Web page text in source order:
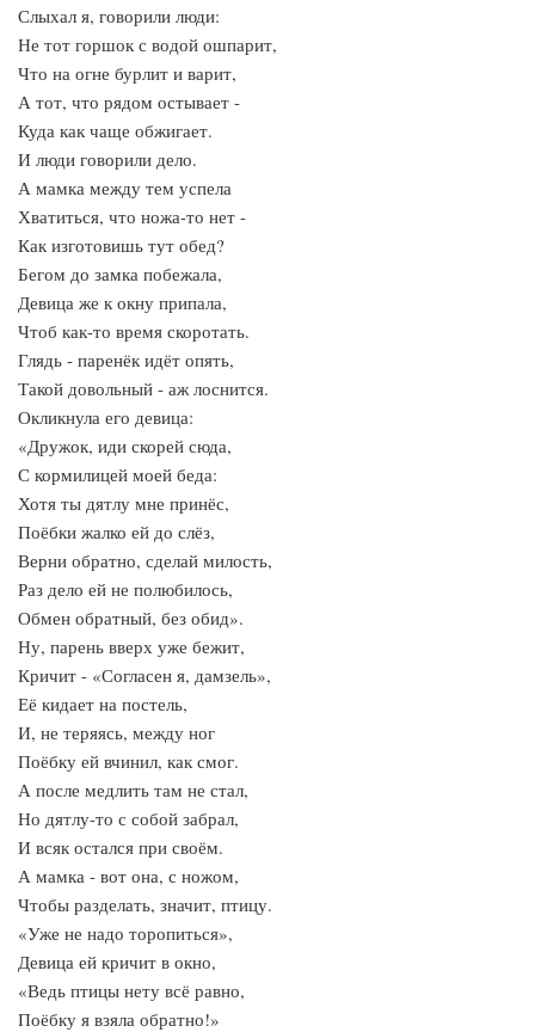
Слыхал я, говорили люди:
Не тот горшок с водой ошпарит,
Что на огне бурлит и варит,
А тот, что рядом остывает -
Куда как чаще обжигает.
И люди говорили дело.
А мамка между тем успела
Хватиться, что ножа-то нет -
Как изготовишь тут обед?
Бегом до замка побежала,
Девица же к окну припала,
Чтоб как-то время скоротать.
Глядь - паренёк идёт опять,
Такой довольный - аж лоснится.
Окликнула его девица:
«Дружок, иди скорей сюда,
С кормилицей моей беда:
Хотя ты дятлу мне принёс,
Поёбки жалко ей до слёз,
Верни обратно, сделай милость,
Раз дело ей не полюбилось,
Обмен обратный, без обид».
Ну, парень вверх уже бежит,
Кричит - «Согласен я, дамзель»,
Её кидает на постель,
И, не теряясь, между ног
Поёбку ей вчинил, как смог.
А после медлить там не стал,
Но дятлу-то с собой забрал,
И всяк остался при своём.
А мамка - вот она, с ножом,
Чтобы разделать, значит, птицу.
«Уже не надо торопиться»,
Девица ей кричит в окно,
«Ведь птицы нету всё равно,
Поёбку я взяла обратно!»